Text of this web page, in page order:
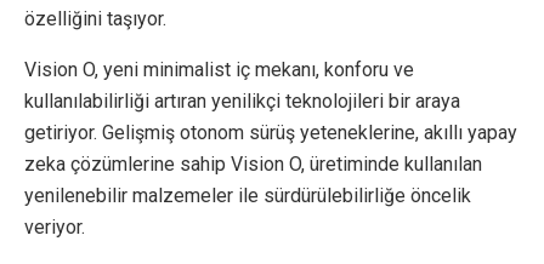
özelliğini taşıyor.
Vision O, yeni minimalist iç mekanı, konforu ve
kullanılabilirliği artıran yenilikçi teknolojileri bir araya
getiriyor. Gelişmiş otonom sürüş yeteneklerine, akıllı yapay
zeka çözümlerine sahip Vision O, üretiminde kullanılan
yenilenebilir malzemeler ile sürdürülebilirliğe öncelik
veriyor.